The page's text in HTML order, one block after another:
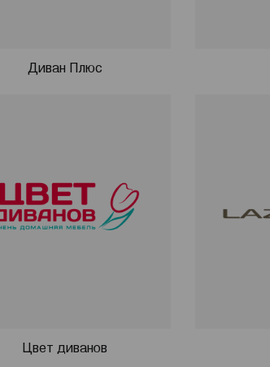
Диван Плюс
Цвет диванов